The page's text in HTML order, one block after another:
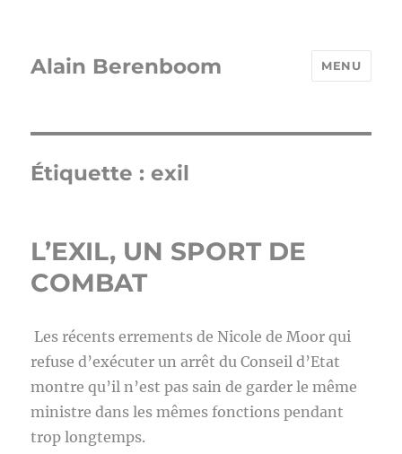
Alain Berenboom MENU
Étiquette :exil
L’EXIL, UN SPORT DE
COMBAT
Les récents errements de Nicole de Moor qui
refuse d’exécuter un arrêt du Conseil d’Etat
montre qu’il n’est pas sain de garder le même
ministre dans les mêmes fonctions pendant
trop longtemps.